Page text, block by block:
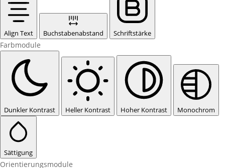
Align Text Buchstabenabstand Schriftstärke
Farbmodule
Dunkler Kontrast Heller Kontrast Hoher Kontrast Monochrom
Sättigung
Orientierungsmodule